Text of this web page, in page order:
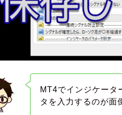
MT4でインジケータ
タを入力するのが面